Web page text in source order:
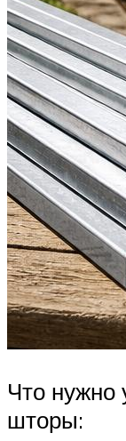
Что нужно
шторы: